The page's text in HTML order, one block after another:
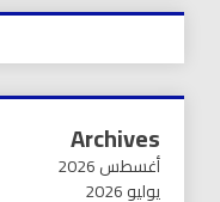
Archives
أغسطس 2026
يوليو 2026